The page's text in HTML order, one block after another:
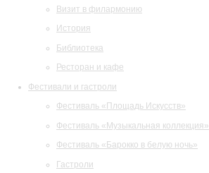
Визит в филармонию
История
Библиотека
Ресторан и кафе
Фестивали и гастроли
Фестиваль «Площадь Искусств»
Фестиваль «Музыкальная коллекция»
Фестиваль «Барокко в белую ночь»
Гастроли